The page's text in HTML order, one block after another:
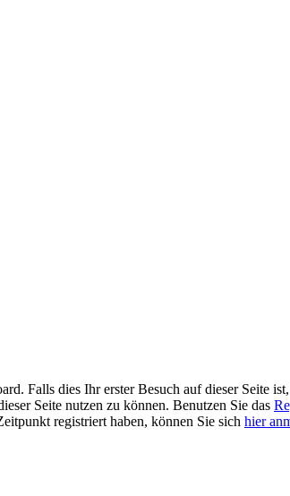
Falls dies Ihr erster Besuch auf dieser Seite
Seite nutzen zu können. Benutzen Sie das
registriert haben, können Sie sich hier